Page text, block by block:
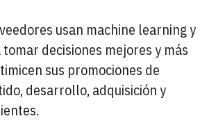
usan machine learning y
decisiones mejores y más
sus promociones de
desarrollo, adquisición y